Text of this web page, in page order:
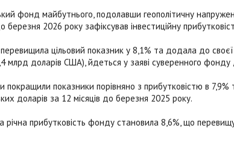
фонд майбутнього, подолавши геополітичну
березня 2026 року зафіксував інвестиційну
цільовий показник у 8,1% та додала до
млрд доларів США), йдеться у заяві суверенного фонду
покращили показники порівняно з прибутковістю в
доларів за 12 місяців до березня 2025 року.
річна прибутковість фонду становила 8,6%, що